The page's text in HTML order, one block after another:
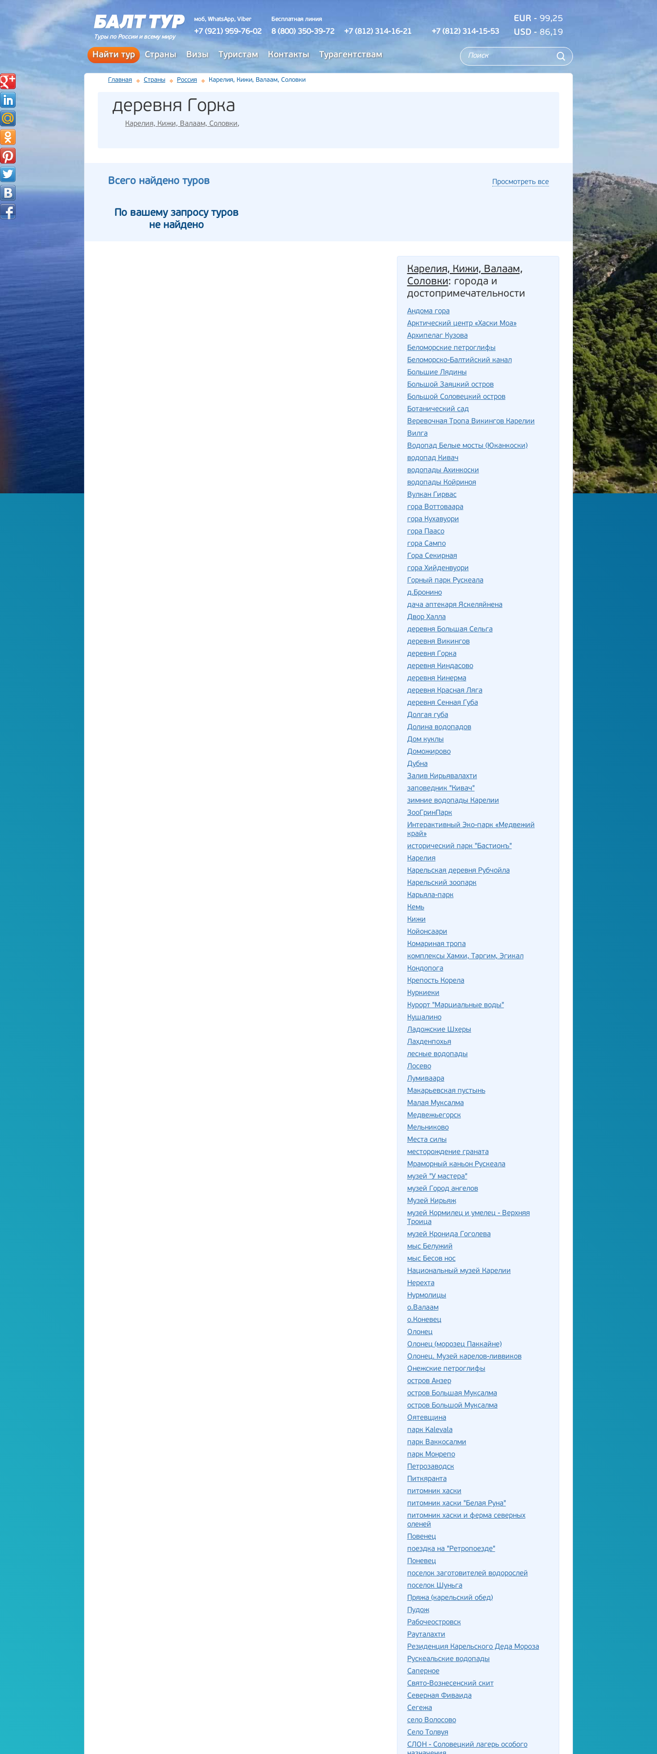
Туры по России и всему миру
моб, WhatsApp, Viber
+7 (921) 959-76-02
Бесплатная линия
8 (800) 350-39-72 +7 (812) 314-16-21 +7 (812) 314-15-53
EUR - 99,25
USD - 86,19
Найти тур Страны Визы Туристам Контакты Турагентствам
Главная Страны Россия Карелия, Кижи, Валаам, Соловки
деревня Горка
Карелия, Кижи, Валаам, Соловки,
Всего найдено туров Просмотреть все
По вашему запросу туров
не найдено
Карелия, Кижи, Валаам,
Соловки: города и
достопримечательности
Андома гора
Арктический центр «Хаски Моа»
Архипелаг Кузова
Беломорские петроглифы
Беломорско-Балтийский канал
Большие Лядины
Большой Заяцкий остров
Большой Соловецкий остров
Ботанический сад
Веревочная Тропа Викингов Карелии
Вилга
Водопад Белые мосты (Юканкоски)
водопад Кивач
водопады Ахинкоски
водопады Койриноя
Вулкан Гирвас
гора Воттоваара
гора Кухавуори
гора Паасо
гора Сампо
Гора Секирная
гора Хийденвуори
Горный парк Рускеала
д.Бронино
дача аптекаря Яскеляйнена
Двор Халла
деревня Большая Сельга
деревня Викингов
деревня Горка
деревня Киндасово
деревня Кинерма
деревня Красная Ляга
деревня Сенная Губа
Долгая губа
Долина водопадов
Дом куклы
Доможирово
Дубна
Залив Кирьявалахти
заповедник "Кивач"
зимние водопады Карелии
ЗооГринПарк
Интерактивный Эко-парк «Медвежий
край»
исторический парк "Бастионъ"
Карелия
Карельская деревня Рубчойла
Карельский зоопарк
Карьяла-парк
Кемь
Кижи
Койонсаари
Комариная тропа
комплексы Хамхи, Таргим, Эгикал
Кондопога
Крепость Корела
Куркиеки
Курорт "Марциальные воды"
Кушалино
Ладожские Шхеры
Лахденпохья
лесные водопады
Лосево
Лумиваара
Макарьевская пустынь
Малая Муксалма
Медвежьегорск
Мельниково
Места силы
месторождение граната
Мраморный каньон Рускеала
музей "У мастера"
музей Город ангелов
Музей Кирьяж
музей Кормилец и умелец - Верхняя
Троица
музей Кронида Гоголева
мыс Белужий
мыс Бесов нос
Национальный музей Карелии
Нерехта
Нурмолицы
о.Валаам
о.Коневец
Олонец
Олонец (морозец Паккайне)
Олонец. Музей карелов-ливвиков
Онежские петроглифы
остров Анзер
остров Большая Муксалма
остров Большой Муксалма
Оятевщина
парк Kalevala
парк Ваккосалми
парк Монрепо
Петрозаводск
Питкяранта
питомник хаски
питомник хаски "Белая Руна"
питомник хаски и ферма северных
оленей
Повенец
поездка на "Ретропоезде"
Поневец
поселок заготовителей водорослей
поселок Шуньга
Пряжа (карельский обед)
Пудож
Рабочеостровск
Рауталахти
Резиденция Карельского Деда Мороза
Рускеальские водопады
Саперное
Свято-Вознесенский скит
Северная Фиваида
Сегежа
село Волосово
Село Толвуя
СЛОН - Соловецкий лагерь особого